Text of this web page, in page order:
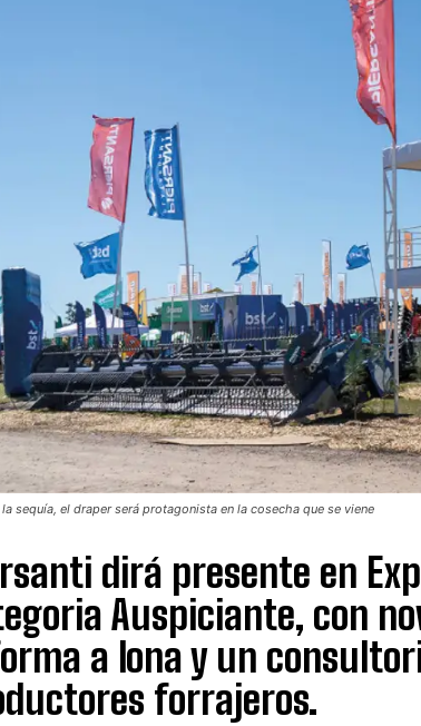
la sequía, el draper será protagonista en la cosecha que se viene
dirá presente en
Auspiciante, con
a lona y un
forrajeros.